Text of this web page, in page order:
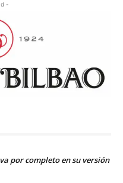
-
por completo en su versión